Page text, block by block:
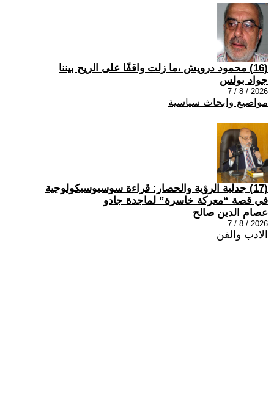
(16) محمود درويش ،ما زلت واقفًا على الريح بيننا
جواد بولس
2026 / 8 / 7
مواضيع وابحاث سياسية
(17) جدلية الرؤية والحصار: قراءة سوسيوسيكولوجية
في قصة “معركة خاسرة” لماجدة جادو
عصام الدين صالح
2026 / 8 / 7
الادب والفن